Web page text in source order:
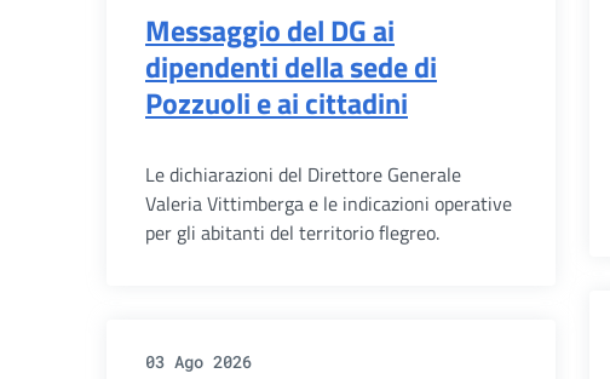
Messaggio del DG ai
dipendenti della sede di
Pozzuoli e ai cittadini
Le dichiarazioni del Direttore Generale
Valeria Vittimberga e le indicazioni operative
per gli abitanti del territorio flegreo.
03 Ago 2026